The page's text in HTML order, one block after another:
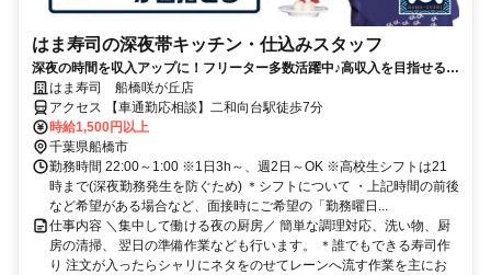
はま寿司の深夜帯キッチン・仕込みスタッフ
深夜の時間を収入アップに！フリーター多数活躍中♪高収入を目指せる環
境です！
はま寿司 船橋咲が丘店
アクセス 【車通勤応相談】二和向台駅徒歩7分
時給1,500円以上
千葉県船橋市
勤務時間 22:00～1:00 ※1日3h～、週2日～OK ※高校生シフトは21
時まで(深夜勤務発生を防ぐため) ＊シフトについて ・上記時間の前後
など希望がある場合など、面接時にご希望の「勤務曜日...
仕事内容 ＼集中して働ける夜の厨房／ 簡単な調理対応、洗い物、厨
房の清掃、 翌日の準備作業なども行います。 ＊誰でもできる寿司作
り 注文が入ったらシャリにネタをのせてレーンへ流す作業を主にお